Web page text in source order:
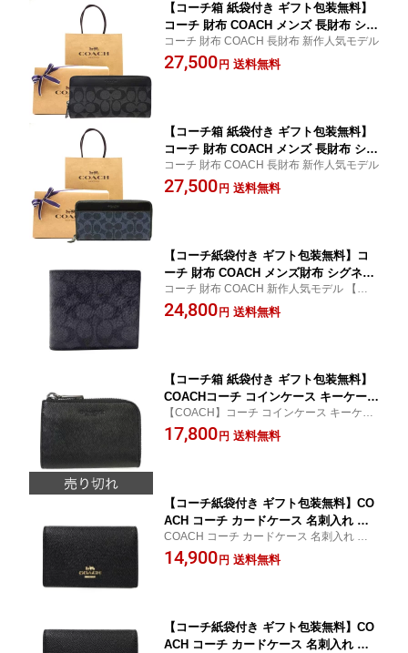
【コーチ箱 紙袋付き ギフト包装無料】
コーチ 財布 COACH メンズ 長財布 シグ
ネチャー ファスナー長財布 CY405 QB
MI5 58112【新作人気モデル】 コ−チ財
コーチ 財布 COACH 長財布 新作人気モデル
27,500 円 送料無料
【コーチ箱 紙袋付き ギフト包装無料】
コーチ 財布 COACH メンズ 長財布 シグ
ネチャー ファスナー長財布 CY-405 QB
MI5 58112【新作人気モデル】 コ−チ財
コーチ 財布 COACH 長財布 新作人気モデル
27,500 円 送料無料
【コーチ紙袋付き ギフト包装無料】コ
ーチ 財布 COACH メンズ財布 シグネチ
ャー 二つ折り財布 コインケース付き C
Y406 QBMI5 CR428【新作モデル】【コ
コーチ 財布 COACH 新作人気モデル 【コ
−チ サイフ さいふ】
24,800 円 送料無料
【コーチ箱 紙袋付き ギフト包装無料】
COACHコーチ コインケース キーケース
スマートキーケース メンズ財布 新作 ク
ロスグレイン レザー F76863 QB/BK CO
【COACH】コーチ コインケース キーケー
ス スマートキーケース!新作人気モデル
17,800 円 送料無料
【コーチ紙袋付き ギフト包装無料】CO
ACH コーチ カードケース 名刺入れ ク
ロスグレイン レザー ビジネス 87731 IM
BLK ブラック【新作モデル・新品】
COACH コーチ カードケース 名刺入れ パス
ケース レザー【新作モデル・新品】
14,900 円 送料無料
【コーチ紙袋付き ギフト包装無料】CO
ACH コーチ カードケース 名刺入れ ク